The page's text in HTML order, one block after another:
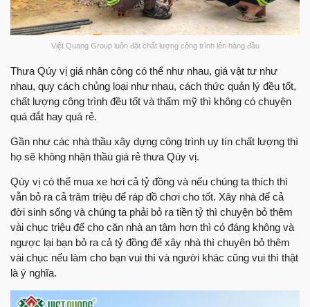
Việt Quang Group luôn đặt chất lượng công trình lên hàng đầu
Thưa Qúy vị giá nhân công có thể như nhau, giá vật tư như
nhau, quy cách chủng loại như nhau, cách thức quản lý đều tốt,
chất lượng công trình đều tốt và thẩm mỹ thì không có chuyện
quá đắt hay quá rẻ.
Gần như các nhà thầu xây dựng công trình uy tín chất lượng thì
họ sẽ không nhận thầu giá rẻ thưa Qúy vị.
Qúy vị có thể mua xe hơi cả tỷ đồng và nếu chúng ta thích thì
vẫn bỏ ra cả trăm triệu để ráp đồ chơi cho tốt. Xây nhà để cả
đời sinh sống và chúng ta phải bỏ ra tiền tỷ thì chuyện bỏ thêm
vài chục triệu để cho căn nhà an tâm hơn thì có đáng không và
ngược lại bạn bỏ ra cả tỷ đồng để xây nhà thì chuyên bỏ thêm
vài chục nếu làm cho bạn vui thì và người khác cũng vui thì thật
là ý nghĩa.